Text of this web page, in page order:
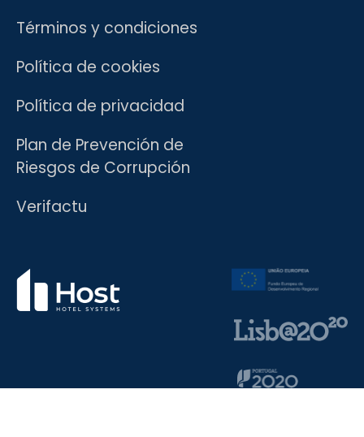
Términos y condiciones
Política de cookies
Política de privacidad
Plan de Prevención de
Riesgos de Corrupción
Verifactu